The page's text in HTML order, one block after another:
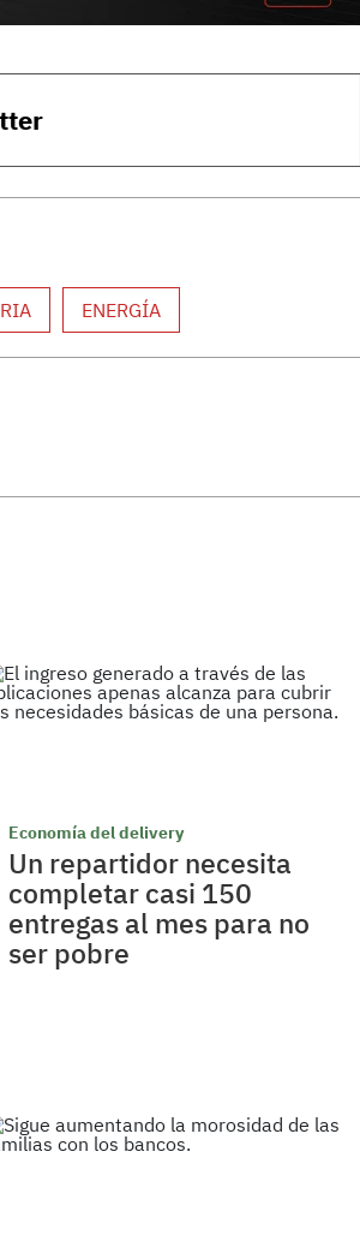
ENERGÍA
Economía del delivery
Un repartidor necesita
completar casi 150
entregas al mes para no
ser pobre